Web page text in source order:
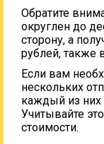
Обратите
округлен до
сторону, а
рублей, также
Если вам
нескольких
каждый из них
Учитывайте
стоимости.